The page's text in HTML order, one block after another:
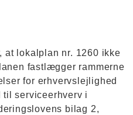
at lokalplan nr. 1260 ikke
fastlægger rammerne
for erhvervslejlighed
til serviceerhverv i
bilag 2,